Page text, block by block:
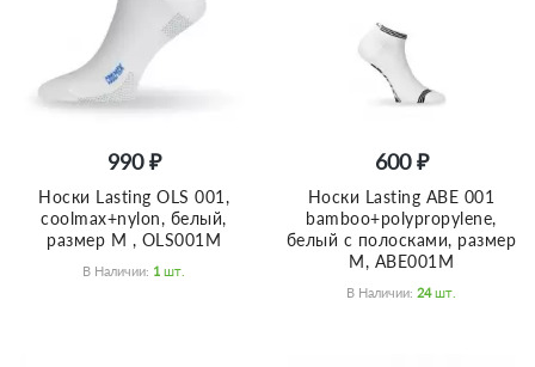
990 ₽
Носки Lasting OLS 001,
coolmax+nylon, белый,
размер M , OLS001M
В Наличии: 1 Шт.
600 ₽
Носки Lasting ABE 001
bamboo+polypropylene,
белый с полосками, размер
M, ABE001M
В Наличии: 24 Шт.